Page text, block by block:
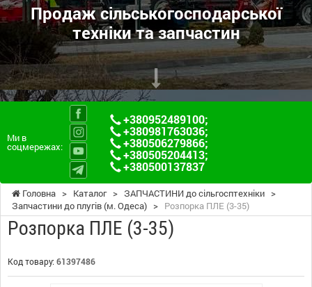
Продаж сільськогосподарської
техніки та запчастин
Ми в
соцмережах:
+380952489100;
+380981763036;
+380506279866;
+380505204413;
+380500137837
Головна > Каталог > ЗАПЧАСТИНИ до сільгосптехніки >
Запчастини до плугів (м. Одеса) > Розпорка ПЛЕ (3-35)
Розпорка ПЛЕ (3-35)
Код товару: 61397486